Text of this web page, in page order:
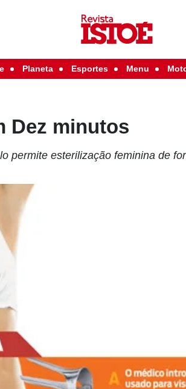
Planeta Esportes Menu
Dez minutos
permite esterilização feminina de